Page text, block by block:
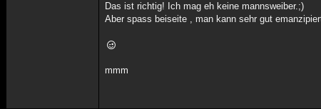
Das ist richtig! Ich mag eh keine mannsweiber.;)
Aber spass beiseite , man kann sehr gut
mmm